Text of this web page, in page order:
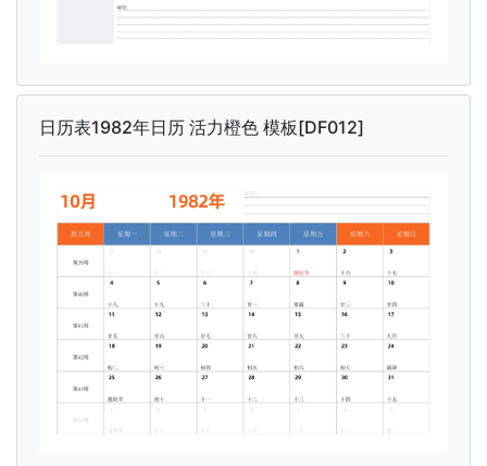
日历表1982年日历 活力橙色 模板[DF012]